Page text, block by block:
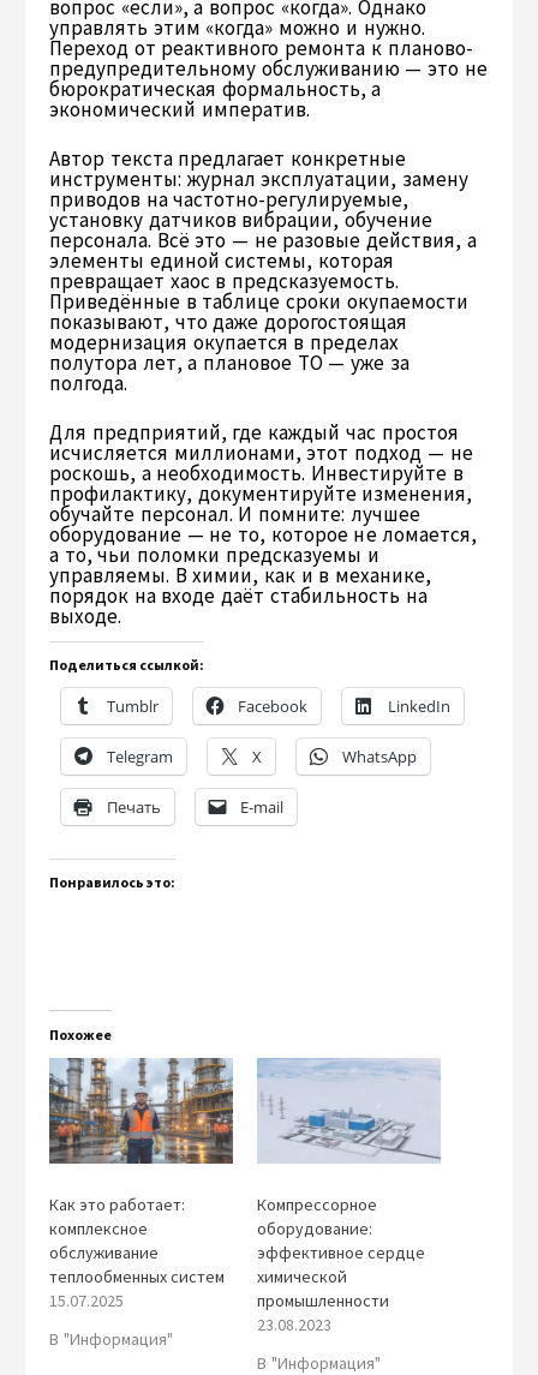
вопрос «если», а вопрос «когда». Однако
управлять этим «когда» можно и нужно.
Переход от реактивного ремонта к планово-
предупредительному обслуживанию — это не
бюрократическая формальность, а
экономический императив.
Автор текста предлагает конкретные
инструменты: журнал эксплуатации, замену
приводов на частотно-регулируемые,
установку датчиков вибрации, обучение
персонала. Всё это — не разовые действия, а
элементы единой системы, которая
превращает хаос в предсказуемость.
Приведённые в таблице сроки окупаемости
показывают, что даже дорогостоящая
модернизация окупается в пределах
полутора лет, а плановое ТО — уже за
полгода.
Для предприятий, где каждый час простоя
исчисляется миллионами, этот подход — не
роскошь, а необходимость. Инвестируйте в
профилактику, документируйте изменения,
обучайте персонал. И помните: лучшее
оборудование — не то, которое не ломается,
а то, чьи поломки предсказуемы и
управляемы. В химии, как и в механике,
порядок на входе даёт стабильность на
выходе.
Поделиться ссылкой:
Tumblr Facebook LinkedIn
Telegram X WhatsApp
Печать E-mail
Понравилось это:
Похожее
Как это работает:
комплексное
обслуживание
теплообменных систем
15.07.2025
В "Информация"
Компрессорное
оборудование:
эффективное сердце
химической
промышленности
23.08.2023
В "Информация"